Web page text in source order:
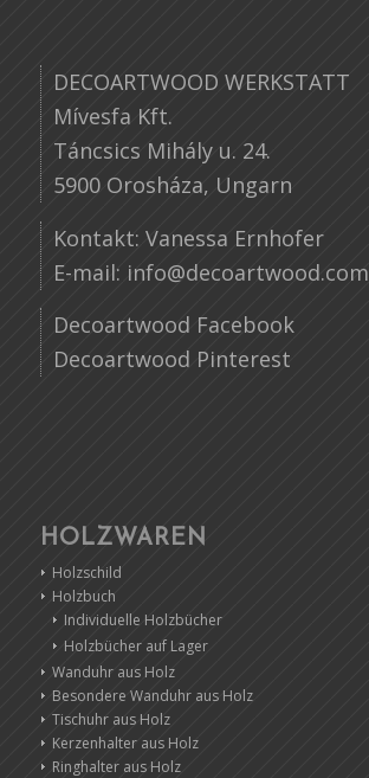
DECOARTWOOD WERKSTATT
Mívesfa Kft.
Táncsics Mihály u. 24.
5900 Orosháza, Ungarn
Kontakt: Vanessa Ernhofer
E-mail: info@decoartwood.com
Decoartwood Facebook
Decoartwood Pinterest
HOLZWAREN
Holzschild
Holzbuch
Individuelle Holzbücher
Holzbücher auf Lager
Wanduhr aus Holz
Besondere Wanduhr aus Holz
Tischuhr aus Holz
Kerzenhalter aus Holz
Ringhalter aus Holz